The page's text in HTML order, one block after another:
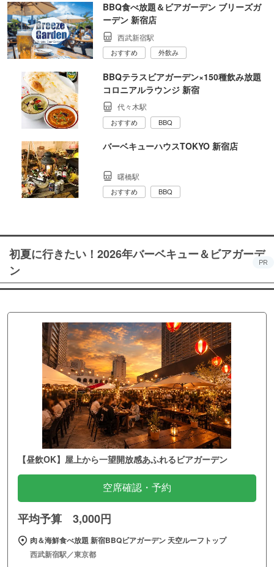
BBQ食べ放題＆ビアガーデン ブリーズガ
ーデン 新宿店
西武新宿駅
おすすめ 外飲み
BBQテラスビアガーデン×150種飲み放題
コロニアルラウンジ 新宿
代々木駅
おすすめ BBQ
バーベキューハウスTOKYO 新宿店
曙橋駅
おすすめ BBQ
初夏に行きたい！2026年バーベキュー＆ビアガーデ
ン
PR
【昼飲OK】屋上から一望開放感あふれるビアガーデン
空席確認・予約
平均予算 3,000円
肉＆海鮮食べ放題 新宿BBQビアガーデン 天空ルーフトップ
西武新宿駅／東京都